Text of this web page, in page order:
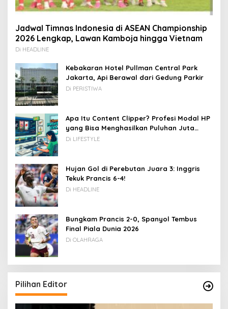
Jadwal Timnas Indonesia di ASEAN Championship
2026 Lengkap, Lawan Kamboja hingga Vietnam
Di HEADLINE
Kebakaran Hotel Pullman Central Park
Jakarta, Api Berawal dari Gedung Parkir
Di PERISTIWA
Apa Itu Content Clipper? Profesi Modal HP
yang Bisa Menghasilkan Puluhan Juta
Rupiah
Di LIFESTYLE
Hujan Gol di Perebutan Juara 3: Inggris
Tekuk Prancis 6-4!
Di HEADLINE
Bungkam Prancis 2-0, Spanyol Tembus
Final Piala Dunia 2026
Di OLAHRAGA
Pilihan Editor